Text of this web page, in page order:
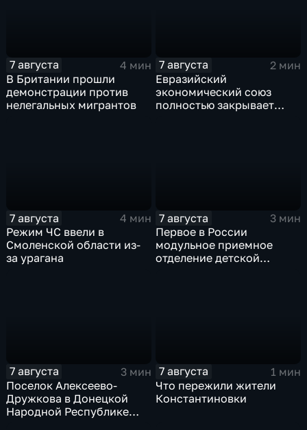
7 августа
4 мин
В Британии прошли
демонстрации против
нелегальных мигрантов
7 августа
2 мин
Евразийский
экономический союз
полностью закрывает
7 августа
4 мин
Режим ЧС ввели в
Смоленской области из-
за урагана
7 августа
3 мин
Первое в России
модульное приемное
отделение детской
7 августа
3 мин
Поселок Алексеево-
Дружкова в Донецкой
Народной Республике
7 августа
1 мин
Что пережили жители
Константиновки